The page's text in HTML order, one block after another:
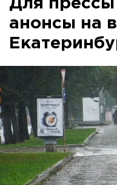
Для прессы
анонсы на